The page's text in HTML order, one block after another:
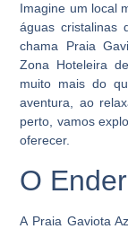
Imagine um local
águas cristalinas
chama Praia
Zona Hoteleira
muito mais do
aventura, ao
perto, vamos
oferecer.
O
A Praia Gaviota